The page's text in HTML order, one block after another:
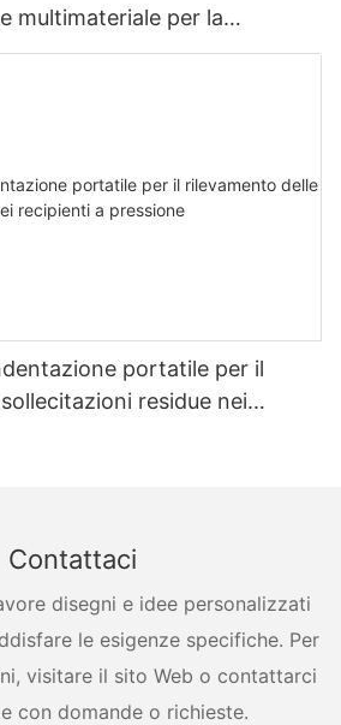
multimateriale per la
e dello stress -
portatile per il
residue nei
Contattaci
disegni e idee personalizzati
le esigenze specifiche. Per
visitare il sito Web o contattarci
con domande o richieste.